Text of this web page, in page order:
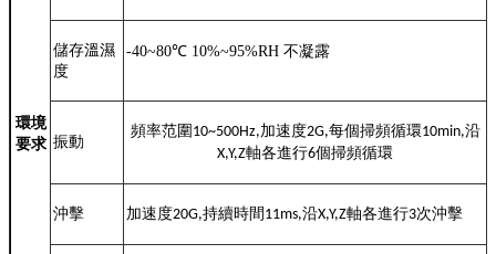
環境
要求
儲存溫濕
度
-40~80℃ 10%~95%RH 不凝露
振動
頻率范圍 10~500Hz,加速度2G,每個掃頻循環10min,沿
X,Y,Z軸各進行6個掃頻循環
沖擊 加速度20G,持續時間 11ms,沿X,Y,Z軸各進行3次沖擊